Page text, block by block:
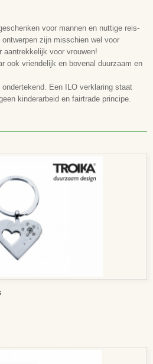
voor mannen en nuttige reis-
zijn misschien wel voor
aantrekkelijk voor vrouwen!
ook vriendelijk en bovenal duurzaam en
Een ILO verklaring staat
kinderarbeid en fairtrade principe.